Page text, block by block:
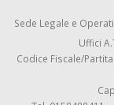
Sede Legale e
Uffici
Codice Fiscale/Partita